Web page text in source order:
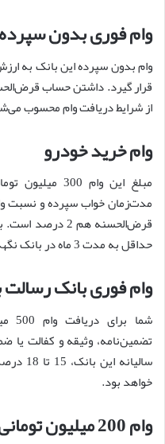
وام فوری بدون سپرده
از شرایط دریافت وام محسوب
وام خرید خودرو
مبلغ این وام
مدت‌زمان خواب سپرده و نسبت
قرض‌الحسنه هم 2
حداقل به مدت 3 ماه در بانک نگهدارید.
وام فوری بانک
تضمین‌نامه، وثیقه و کفالت یا
خواهد بود.
وام 200 میلیون تومانی